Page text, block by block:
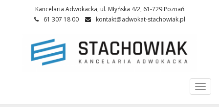
Kancelaria Adwokacka, ul. Młyńska 4/2, 61-729 Poznań
61 307 18 00
kontakt@adwokat-stachowiak.pl